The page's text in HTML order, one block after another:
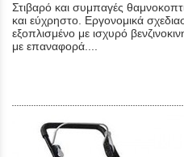
Στιβαρό και συμπαγές
και εύχρηστο. Εργονομικά
εξοπλισμένο με ισχυρό
με επαναφορά....